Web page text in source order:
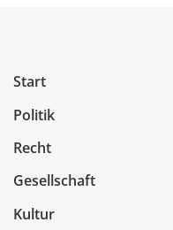
Start
Politik
Recht
Gesellschaft
Kultur